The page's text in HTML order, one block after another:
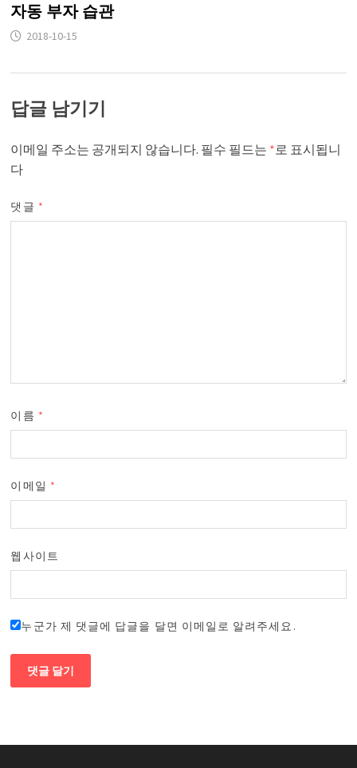
자동 부자 습관
2018-10-15
답글 남기기
이메일 주소는 공개되지 않습니다. 필수 필드는 * 로 표시됩니
다
댓글 *
이름 *
이메일 *
웹사이트
누군가 제 댓글에 답글을 달면 이메일로 알려주세요.